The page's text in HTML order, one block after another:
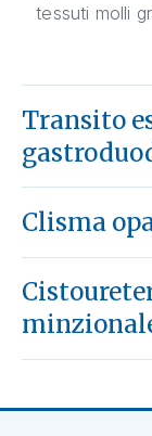
tessuti molli
Transito
Clisma